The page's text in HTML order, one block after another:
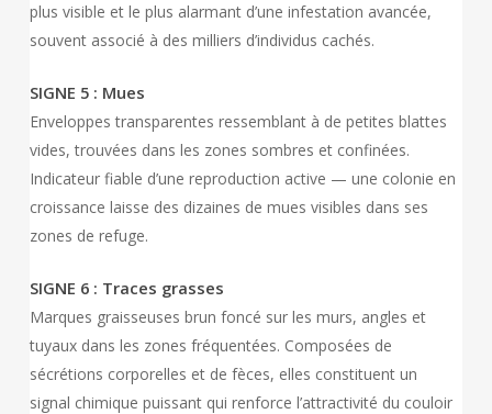
plus visible et le plus alarmant d’une infestation avancée,
souvent associé à des milliers d’individus cachés.
SIGNE 5 : Mues
Enveloppes transparentes ressemblant à de petites blattes
vides, trouvées dans les zones sombres et confinées.
Indicateur fiable d’une reproduction active — une colonie en
croissance laisse des dizaines de mues visibles dans ses
zones de refuge.
SIGNE 6 : Traces grasses
Marques graisseuses brun foncé sur les murs, angles et
tuyaux dans les zones fréquentées. Composées de
sécrétions corporelles et de fèces, elles constituent un
signal chimique puissant qui renforce l’attractivité du couloir